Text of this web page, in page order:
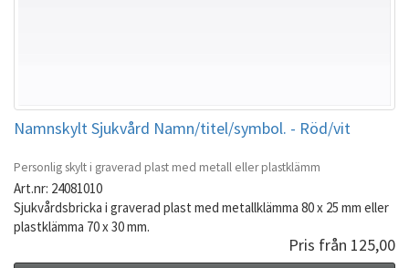
Namnskylt Sjukvård Namn/titel/symbol. - Röd/vit
Personlig skylt i graverad plast med metall eller plastklämm
Art.nr: 24081010
Sjukvårdsbricka i graverad plast med metallklämma 80 x 25 mm eller
plastklämma 70 x 30 mm.
Pris från 125,00